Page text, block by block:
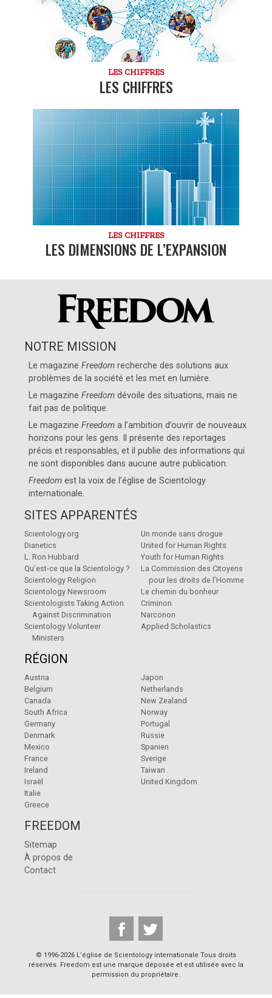
LES CHIFFRES
LES CHIFFRES
LES CHIFFRES
LES DIMENSIONS DE L’EXPANSION
NOTRE MISSION
Le magazineFreedom recherche des solutions aux
problèmes de la société et les met en lumière.
Le magazineFreedom dévoile des situations, mais ne
fait pas de politique.
Le magazineFreedom a l’ambition d’ouvrir de nouveaux
horizons pour les gens. Il présente des reportages
précis et responsables, et il publie des informations qui
ne sont disponibles dans aucune autre publication.
Freedom est la voix de l’église deScientology
internationale.
SITES APPARENTÉS
Scientology.org
Dianetics
L. Ron Hubbard
Qu’est-ce que la Scientology ?
Scientology Religion
Scientology Newsroom
Scientologists Taking Action
Against Discrimination
Scientology Volunteer
Ministers
Un monde sans drogue
United for Human Rights
Youth for Human Rights
La Commission des Citoyens
pour les droits de l’Homme
Le chemin du bonheur
Criminon
Narconon
Applied Scholastics
RÉGION
Austria
Belgium
Canada
South Africa
Germany
Denmark
Mexico
France
Ireland
Israël
Italie
Greece
Japon
Netherlands
New Zealand
Norway
Portugal
Russie
Spanien
Sverige
Taiwan
United Kingdom
FREEDOM
Sitemap
À propos de
Contact
© 1996-2026 L’église de Scientology internationale Tous droits
réservés. Freedom est une marque déposée et est utilisée avec la
permission du propriétaire.